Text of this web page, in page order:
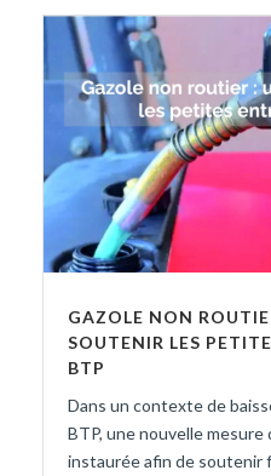
GAZOLE NON
SOUTENIR LES
BTP
Dans un contexte de
BTP, une nouvelle mesure
instaurée afin de soutenir